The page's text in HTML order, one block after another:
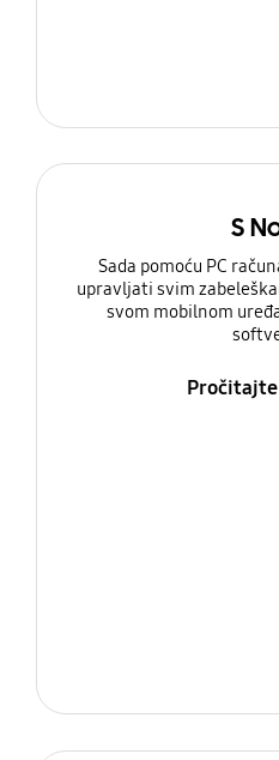
S
Sada pomoću PC
upravljati svim
svom mobilnom